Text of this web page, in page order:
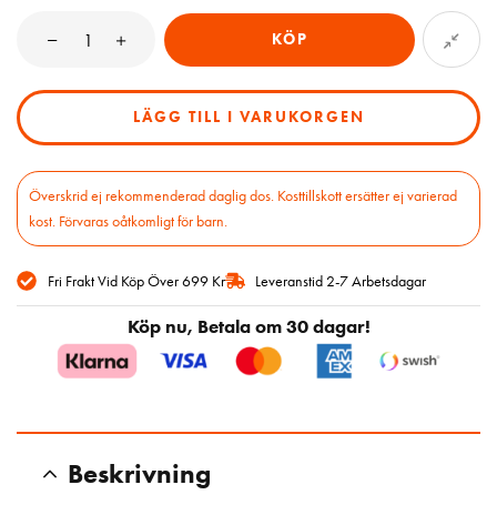
KÖP
LÄGG TILL I VARUKORGEN
Överskrid ej rekommenderad daglig dos. Kosttillskott ersätter ej varierad
kost. Förvaras oåtkomligt för barn.
Fri Frakt Vid Köp Över 699 Kr Leveranstid 2-7 Arbetsdagar
Köp nu, Betala om 30 dagar!
Beskrivning